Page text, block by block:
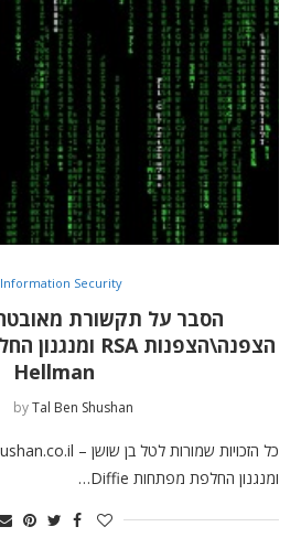
Information Security
Hellman
byTal Ben Shushan
ומנגנון החלפת מפתחות Diffie…